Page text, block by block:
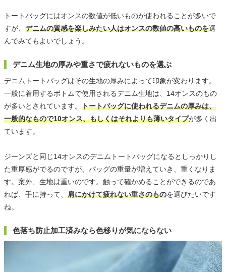
トートバッグにはオンスの数値が低いものが使われることが多いで
すが、 デニムの質感を楽しみたい人はオンスの数値の高いものを選
んでみてもよいでしょう。
デニム生地の厚みや重さで疲れないものを選ぶ
デニムトートバッグはその生地の厚みによって印象が変わります。
一般に着用するボトムで使用されるデニム生地は、14オンスのもの
が多いとされています。 トートバッグに使われるデニムの厚みは、
一般的なもので10オンス、もしくはそれよりも薄いタイプが多く出
ています。
ジーンズと同じ14オンスのデニムトートバッグになるとしっかりし
た重厚感がでるのですが、バッグの重量が増えていき、重くなりま
す。案外、生地は重いのです。触って確かめることができるのであ
れば、手に持って、 肩にかけて疲れない重さのものを選びたいです
ね。
色落ち防止加工済みなら色移りが気にならない